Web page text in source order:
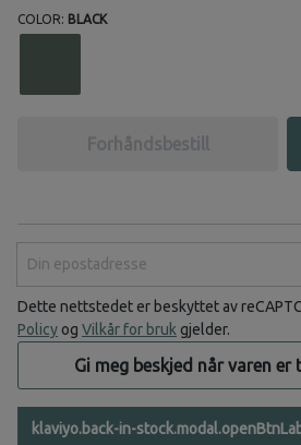
COLOR: BLACK
Forhåndsbestill
Dette nettstedet er beskyttet av
Policy og Vilkår for bruk gjelder.
Gi meg beskjed når varen er
klaviyo.back-in-